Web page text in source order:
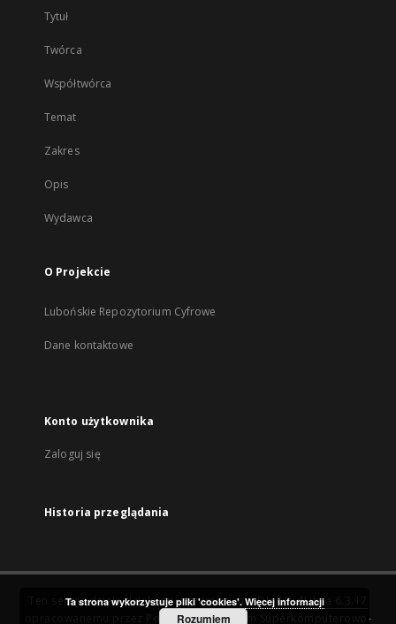
Tytuł
Twórca
Współtwórca
Temat
Zakres
Opis
Wydawca
O Projekcie
Lubońskie Repozytorium Cyfrowe
Dane kontaktowe
Konto użytkownika
Zaloguj się
Historia przeglądania
Ten serwis działa dzięki oprogramowaniuDInGO dLibra 6.3.17
Poznańskie Centrum Superkomputerowo-
Ta strona wykorzystuje pliki 'cookies'. Więcej informacji
Rozumiem